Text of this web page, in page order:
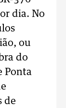
dia. No
ou
do
Ponta
de